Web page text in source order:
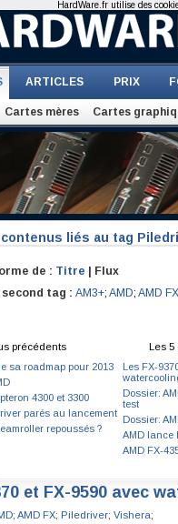
ARTICLES PRIX
Cartes mères Cartes
liés au tag
de : Titre | Flux
tag : AM3+; AMD; AMD FX
précédents
sa roadmap pour 2013
4300 et 3300
parés au lancement
repoussés ?
Les 5
Les FX-
Dossier:
test
Dossier:
AMD lance
AMD FX-
et FX-9590 avec
; AMD FX; Piledriver; Vishera;
HardWare.fr utilise des